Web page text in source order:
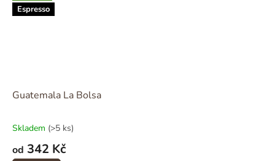
Espresso
Guatemala La Bolsa
Skladem (>5 ks)
od 342 Kč